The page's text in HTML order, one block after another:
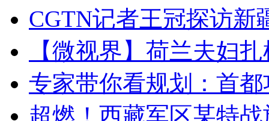
CGTN记者王冠探访新
【微视界】荷兰夫妇
专家带你看规划：首
超燃！西藏军区某特